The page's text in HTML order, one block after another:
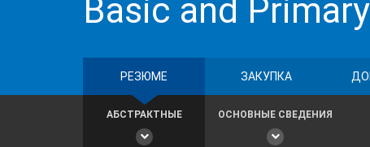
Basic and
РЕЗЮМЕ ЗАКУПКА
АБСТРАКТНЫЕ ОСНОВНЫЕ СВЕДЕНИЯ